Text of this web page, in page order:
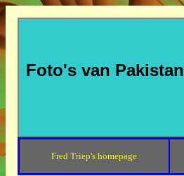
Foto's van Pakistan
Fred Triep's homepage